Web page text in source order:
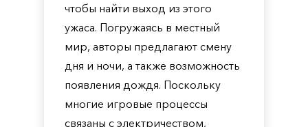
чтобы найти выход из этого
ужаса. Погружаясь в местный
мир, авторы предлагают смену
дня и ночи, а также возможность
появления дождя. Поскольку
многие игровые процессы
связаны с электричеством,